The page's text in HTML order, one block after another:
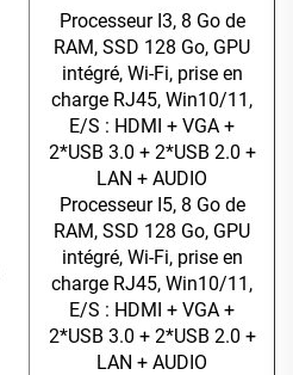
Processeur I3, 8 Go de
RAM, SSD 128 Go, GPU
intégré, Wi-Fi, prise en
charge RJ45, Win10/11,
E/S : HDMI + VGA +
2*USB 3.0 + 2*USB 2.0 +
LAN + AUDIO
Processeur I5, 8 Go de
RAM, SSD 128 Go, GPU
intégré, Wi-Fi, prise en
charge RJ45, Win10/11,
E/S : HDMI + VGA +
2*USB 3.0 + 2*USB 2.0 +
LAN + AUDIO